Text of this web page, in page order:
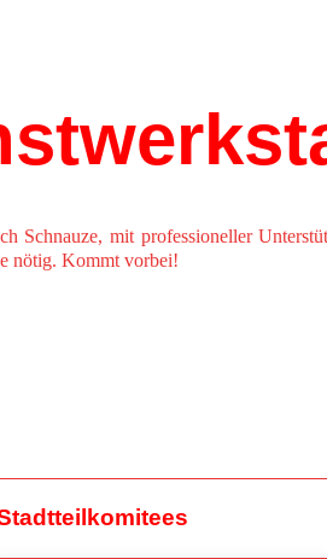
Schnauze, mit professioneller
nötig. Kommt vorbei!